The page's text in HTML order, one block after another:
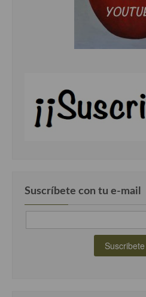
Cocina Luxemburgo
Cocina Sueca
Cocina Suiza
Suscríbete con tu e-mail